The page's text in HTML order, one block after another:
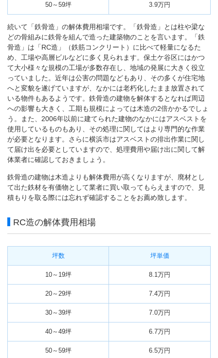
50～59坪 3.9万円
続いて「鉄骨造」の解体費用相場です。「鉄骨造」とは柱や梁な
どの骨組みに鉄骨を組んで造った建築物のことを言います。「鉄
骨造」は「RC造」（鉄筋コンクリート）に比べて軽量になるた
め、工場や高層ビルなどに多く見られます。保土ケ谷区にはかつ
て大小様々な規模の工場が多数存在し、地域の発展に大きく役立
っていました。近年は公害の問題などもあり、その多くが住宅地
へと変貌を遂げていますが、なかには老朽化したまま放置されて
いる物件もあるようです。鉄骨造の建物を解体するとなれば周辺
への影響も大きく、工期も規模によっては木造の2倍かかるでしょ
う。また、2006年以前に建てられた建物のなかにはアスベストを
使用しているものもあり、その処理に関してはより専門的な作業
が必要となります。さらに横浜市はアスベストの排出作業に関し
て届け出を必要としていますので、処理費用や届け出に関して解
体業者に確認しておきましょう。
鉄骨造の建物は木造よりも解体費用が高くなりますが、廃材とし
て出た鉄材を有価物として業者に買い取ってもらえますので、見
積もりを取る際には忘れず確認することをお薦め致します。
RC造の解体費用相場
坪数 坪単価
10～19坪 8.1万円
20～29坪 7.4万円
30～39坪 7.0万円
40～49坪 6.7万円
50～59坪 6.5万円